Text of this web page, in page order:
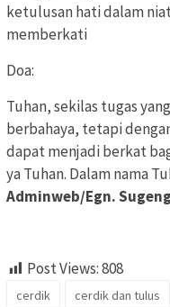
ketulusan hati dalam
memberkati
Doa:
Tuhan, sekilas tugas
berbahaya, tetapi
dapat menjadi berkat
ya Tuhan. Dalam nama
Adminweb/Egn. Sugeng
Post Views:808
cerdik cerdik dan tulus